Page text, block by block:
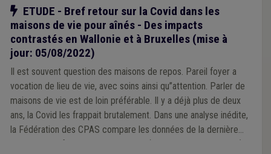
Notre action
ETUDE - Bref retour sur la Covid dans les
maisons de vie pour aînés - Des impacts
contrastés en Wallonie et à Bruxelles (mise à
jour: 05/08/2022)
Il est souvent question des maisons de repos. Pareil foyer a
vocation de lieu de vie, avec soins ainsi qu’’attention. Parler de
maisons de vie est de loin préférable. Il y a déjà plus de deux
ans, la Covid les frappait brutalement. Dans une analyse inédite,
la Fédération des CPAS compare les données de la dernière
période de référence avant la Covid (1-7-2018 au 30-6-2019)